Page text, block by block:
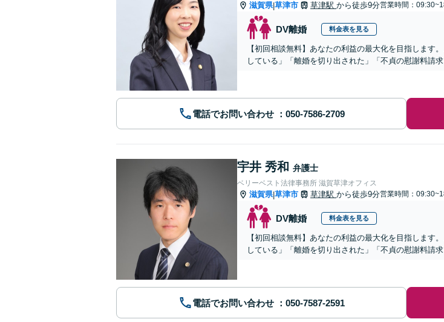
滋賀県|草津市 草津駅 から徒歩9分営業時間：
DV離婚 料金表を見る
【初回相談無料】あなたの利益の最大化を目指します
している」「離婚を切り出された」「不貞の慰謝料請
電話でお問い合わせ
宇井 秀和 弁護士
ベリーベスト法律事務所 滋賀草津オフィス
滋賀県|草津市 草津駅 から徒歩9分営業時間：
DV離婚 料金表を見る
【初回相談無料】あなたの利益の最大化を目指します
している」「離婚を切り出された」「不貞の慰謝料請
電話でお問い合わせ